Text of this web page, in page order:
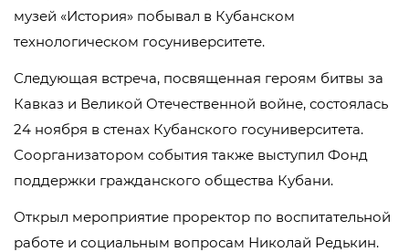
музей «История» побывал в Кубанском
технологическом госуниверситете.
Следующая встреча, посвященная героям битвы за
Кавказ и Великой Отечественной войне, состоялась
24 ноября в стенах Кубанского госуниверситета.
Соорганизатором события также выступил Фонд
поддержки гражданского общества Кубани.
Открыл мероприятие проректор по воспитательной
работе и социальным вопросам Николай Редькин.